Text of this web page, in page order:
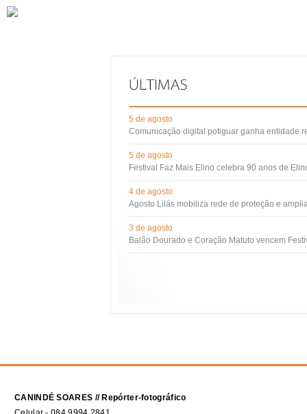
5 de agosto
Comunicação digital potiguar ganha entidade
5 de agosto
Festival Faz Mais Elino celebra 90 anos de
4 de agosto
Agosto Lilás mobiliza rede de proteção e
3 de agosto
Balão Dourado e Coração Matuto vencem
CANINDÉ SOARES // Repórter-fotográfico